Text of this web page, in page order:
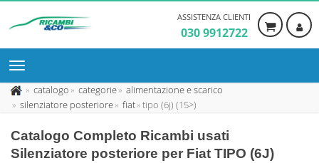
ASSISTENZA CLIENTI
030 9912722
catalogo categorie
alimentazione e scarico
silenziatore posteriore
fiat tipo (6j) (15>)
Catalogo Completo Ricambi usati
Silenziatore posteriore per Fiat TIPO (6J)